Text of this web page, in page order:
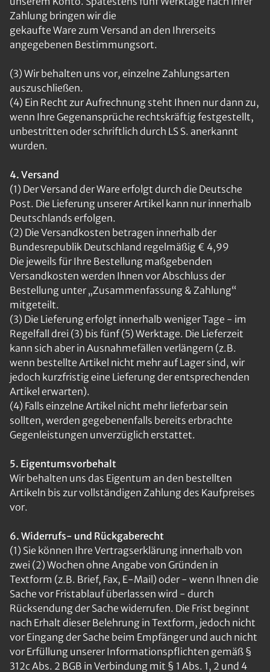
Zahlung bringen wir die
gekaufte Ware zum Versand an den Ihrerseits
angegebenen Bestimmungsort.
(3) Wir behalten uns vor, einzelne Zahlungsarten
auszuschließen.
(4) Ein Recht zur Aufrechnung steht Ihnen nur dann zu,
wenn Ihre Gegenansprüche rechtskräftig festgestellt,
unbestritten oder schriftlich durch LS S. anerkannt
wurden.
4. Versand
(1) Der Versand der Ware erfolgt durch die Deutsche
Post. Die Lieferung unserer Artikel kann nur innerhalb
Deutschlands erfolgen.
(2) Die Versandkosten betragen innerhalb der
Bundesrepublik Deutschland regelmäßig € 4,99
Die jeweils für Ihre Bestellung maßgebenden
Versandkosten werden Ihnen vor Abschluss der
Bestellung unter „Zusammenfassung & Zahlung“
mitgeteilt.
(3) Die Lieferung erfolgt innerhalb weniger Tage - im
Regelfall drei (3) bis fünf (5) Werktage. Die Lieferzeit
kann sich aber in Ausnahmefällen verlängern (z.B.
wenn bestellte Artikel nicht mehr auf Lager sind, wir
jedoch kurzfristig eine Lieferung der entsprechenden
Artikel erwarten).
(4) Falls einzelne Artikel nicht mehr lieferbar sein
sollten, werden gegebenenfalls bereits erbrachte
Gegenleistungen unverzüglich erstattet.
5. Eigentumsvorbehalt
Wir behalten uns das Eigentum an den bestellten
Artikeln bis zur vollständigen Zahlung des Kaufpreises
vor.
6. Widerrufs- und Rückgaberecht
(1) Sie können Ihre Vertragserklärung innerhalb von
zwei (2) Wochen ohne Angabe von Gründen in
Textform (z.B. Brief, Fax, E-Mail) oder - wenn Ihnen die
Sache vor Fristablauf überlassen wird - durch
Rücksendung der Sache widerrufen. Die Frist beginnt
nach Erhalt dieser Belehrung in Textform, jedoch nicht
vor Eingang der Sache beim Empfänger und auch nicht
vor Erfüllung unserer Informationspflichten gemäß §
312c Abs. 2 BGB in Verbindung mit § 1 Abs. 1, 2 und 4